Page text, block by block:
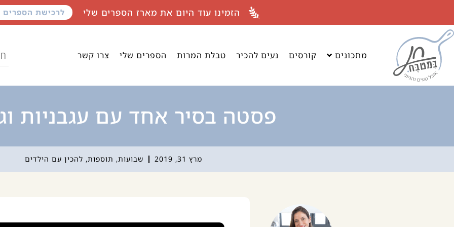
הזמינו עוד היום את מארז הספרים שלי לרכישת הספרים
מתכונים קורסים נעים להכיר טבלת המרות הספרים שלי צרו קשר
פסטה בסיר אחד עם עגבניות
מרץ 31, 2019 שבועות, תוספות, להכין עם הילדים